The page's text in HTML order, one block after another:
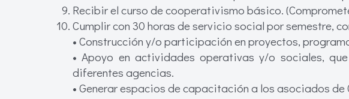
Recibir el curso de cooperativismo básico.
Cumplir con 30 horas de servicio social por semestre,
• Construcción y/o participación en proyectos,
• Apoyo en actividades operativas y/o sociales,
diferentes agencias.
• Generar espacios de capacitación a los asociados